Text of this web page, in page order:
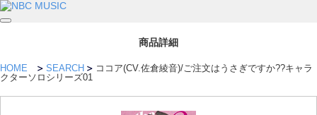
商品詳細
HOME SEARCH
ココア(CV.佐倉綾音)/ご注文はうさぎですか??キャラ
クターソロシリーズ01